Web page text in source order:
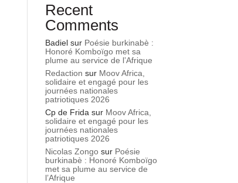
Recent
Comments
Badiel sur Poésie burkinabè :
Honoré Komboïgo met sa
plume au service de l’Afrique
Redaction sur Moov Africa,
solidaire et engagé pour les
journées nationales
patriotiques 2026
Cp de Frida sur Moov Africa,
solidaire et engagé pour les
journées nationales
patriotiques 2026
Nicolas Zongo sur Poésie
burkinabè : Honoré Komboïgo
met sa plume au service de
l’Afrique